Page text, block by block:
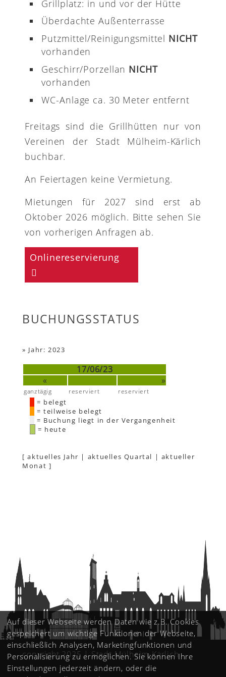
Grillplatz: in und vor der Hütte
Überdachte Außenterrasse
Putzmittel/Reinigungsmittel NICHT
vorhanden
Geschirr/Porzellan NICHT
vorhanden
WC-Anlage ca. 30 Meter entfernt
Freitags sind die Grillhütten nur von
Vereinen der Stadt Mülheim-Kärlich
buchbar.
An Feiertagen keine Vermietung.
Mietungen für 2027 sind erst ab
Oktober 2026 möglich. Bitte sehen Sie
von vorherigen Anfragen ab.
Onlinereservierung
BUCHUNGSSTATUS
» Jahr: 2023
17/06/23
«
»
ganztägig reserviert reserviert
= belegt
= teilweise belegt
= Buchung liegt in der Vergangenheit
= heute
[aktuelles Jahr | aktuelles Quartal | aktueller
Monat ]
copyright 2025 | Stadt Mülheim-Kärlich
Auf dieser Webseite werden Daten wie z.B. Cookies
gespeichert um wichtige Funktionen der Webseite,
einschließlich Analysen, Marketingfunktionen und
Personalisierung zu ermöglichen. Sie können Ihre
Einstellungen jederzeit ändern, oder die